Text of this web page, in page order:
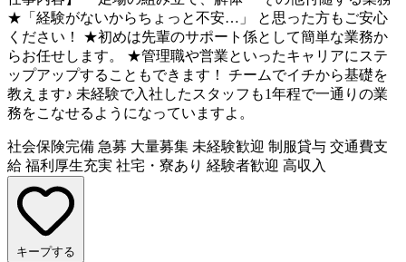
★「経験がないからちょっと不安…」 と思った方もご安心
ください！ ★初めは先輩のサポート係として簡単な業務か
らお任せします。 ★管理職や営業といったキャリアにステ
ップアップすることもできます！ チームでイチから基礎を
教えます♪ 未経験で入社したスタッフも1年程で一通りの業
務をこなせるようになっていますよ。
社会保険完備 急募 大量募集 未経験歓迎 制服貸与 交通費支
給 福利厚生充実 社宅・寮あり 経験者歓迎 高収入
キープする